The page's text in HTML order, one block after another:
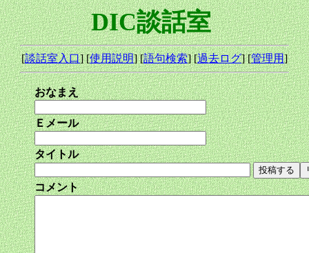
DIC談話室
[談話室入口] [使用説明] [語句検索] [過去ログ] [管理用]
おなまえ
Ｅメール
タイトル
コメント